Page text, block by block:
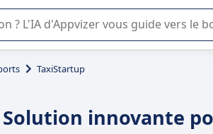
vous guide dans l'utilisation ou la
TaxiStartup
innovante